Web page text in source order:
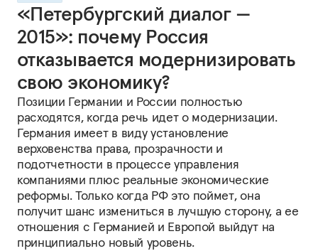
«Петербургский диалог —
2015»: почему Россия
отказывается модернизировать
свою экономику?
Позиции Германии и России полностью
расходятся, когда речь идет о модернизации.
Германия имеет в виду установление
верховенства права, прозрачности и
подотчетности в процессе управления
компаниями плюс реальные экономические
реформы. Только когда РФ это поймет, она
получит шанс измениться в лучшую сторону, а ее
отношения с Германией и Европой выйдут на
принципиально новый уровень.